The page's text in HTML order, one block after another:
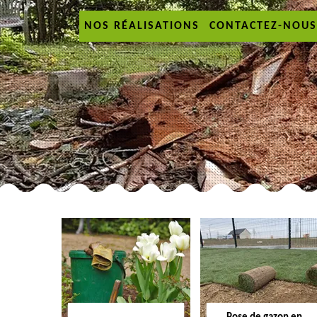
NOS RÉALISATIONS CONTACTEZ-